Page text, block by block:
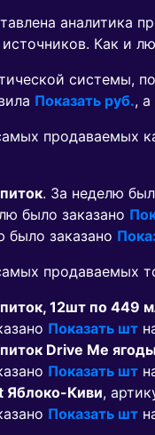
аналитика
Как и
системы,
Показать руб., а
продаваемых
. За неделю
было заказано
было заказано
продаваемых
12шт по 449
Показать шт
Drive Me
Показать шт
Яблоко-Киви,
Показать шт